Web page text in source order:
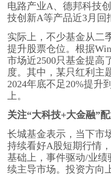
电路产业A、德邦科技
技创新A等产品近3月回
实际上，不少基金从二
提升股票仓位。根据
市场近2500只基金提高
度。其中，某只红利主
2024年底不足20%提升
上。
关注“大科技+大金融”
长城基金表示，当下市
持续看好A股短期行情
基础上，事件驱动/业
续主导市场。投资方向